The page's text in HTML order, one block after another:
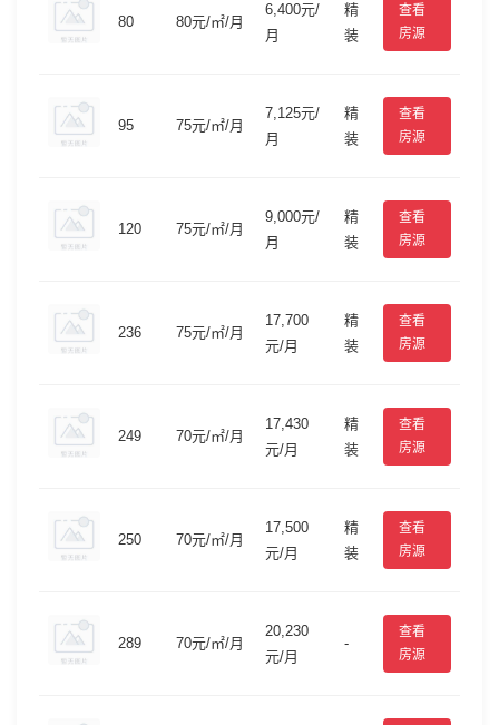
80 80元/㎡/月
6,400元/
月
精
装
查看
房源
95 75元/㎡/月
7,125元/
月
精
装
查看
房源
120 75元/㎡/月
9,000元/
月
精
装
查看
房源
236 75元/㎡/月
17,700
元/月
精
装
查看
房源
249 70元/㎡/月
17,430
元/月
精
装
查看
房源
250 70元/㎡/月
17,500
元/月
精
装
查看
房源
289 70元/㎡/月
20,230
元/月
-
查看
房源